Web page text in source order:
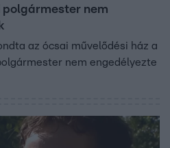
polgármester nem
az ócsai művelődési ház a
nem engedélyezte